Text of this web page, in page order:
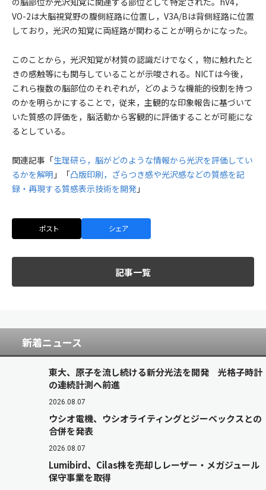
VO-2は大脳視覚野の腹側経路に位置し，V3A/Bは背側経路に位置
しており，光沢の知覚に両経路が関わることが明らかになった。
このことから，光沢知覚が材質の認識だけでなく，物に触れたと
きの感触等にも関与していることが示唆される。NICTは今後，
これら複数の脳部位のそれぞれが，どのような機能的役割を持つ
のかを明らかにすることで，従来，主観的な印象報告に基づいて
いた質感の評価を，脳活動から客観的に評価することが可能にな
るとしている。
関連記事「生理研ら，脳がどのような情報から光沢を評価してい
るかを解明 」「凸版印刷，ざらつき感や光沢感などの質感を記
録・再現する質感表示技術を開発 」
ポスト シェア
記事一覧
新着ニュース
東大、原子を流し続ける新分光法を開発 光格子時計
の連続計測へ前進
2026.08.07
ウシオ電機、ウシオライティングとジーベックスとの
合併を発表
2026.08.07
Lumibird、Cilas株を売却しレーザー・メガジュール
保守事業を取得